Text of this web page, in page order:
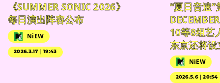
《SUMMER SONIC 2026》
每日演出阵容公布
NiEW
2026.3.17｜19:43
“夏日音速
DECEMBER
10等8组艺
东京还将
NiEW
2026.5.6｜20:54